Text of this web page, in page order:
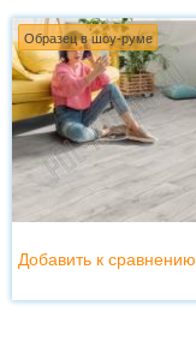
Образец в шоу-руме
Добавить к сравнению